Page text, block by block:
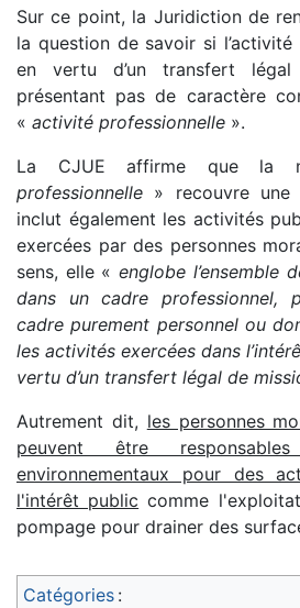
Sur ce point, la Juridiction de
la question de savoir si
en vertu d’un transfert
présentant pas de caractère
« activité professionnelle ».
La CJUE affirme que la
professionnelle » recouvre une
inclut également les activités
exercées par des personnes
sens, elle «englobe l’ensemble
dans un cadre professionnel,
cadre purement personnel ou
les activités exercées dans
vertu d’un transfert légal de
Autrement dit, les personnes
peuvent être
environnementaux pour des
l'intérêt public comme
pompage pour drainer des
Catégories :